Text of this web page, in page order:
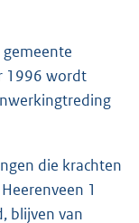
1996 wordt
die krachten
1
blijven van